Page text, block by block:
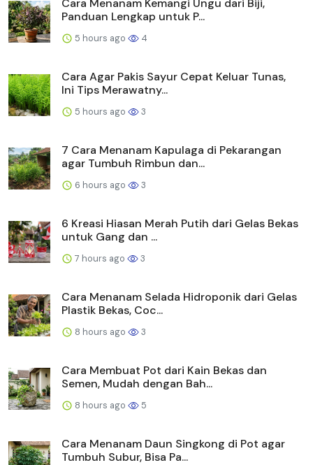
Panduan Lengkap untuk P...
5 hours ago 4
Cara Agar Pakis Sayur Cepat Keluar Tunas,
Ini Tips Merawatny...
5 hours ago 3
7 Cara Menanam Kapulaga di Pekarangan
agar Tumbuh Rimbun dan...
6 hours ago 3
6 Kreasi Hiasan Merah Putih dari Gelas Bekas
untuk Gang dan ...
7 hours ago 3
Cara Menanam Selada Hidroponik dari Gelas
Plastik Bekas, Coc...
8 hours ago 3
Cara Membuat Pot dari Kain Bekas dan
Semen, Mudah dengan Bah...
8 hours ago 5
Cara Menanam Daun Singkong di Pot agar
Tumbuh Subur, Bisa Pa...